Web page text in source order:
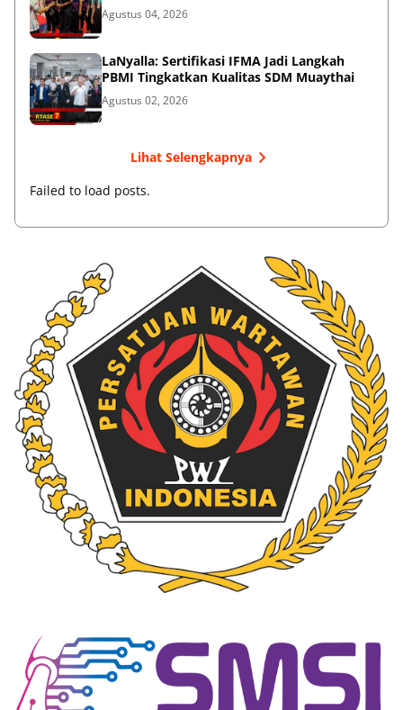
Agustus 04, 2026
LaNyalla: Sertifikasi IFMA Jadi Langkah
PBMI Tingkatkan Kualitas SDM Muaythai
Agustus 02, 2026
Lihat Selengkapnya
Failed to load posts.